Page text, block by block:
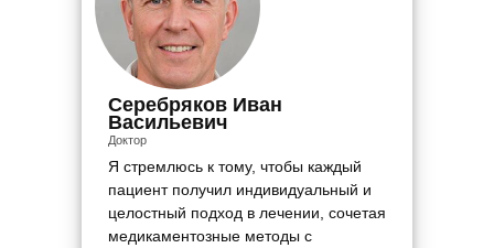
Серебряков Иван
Васильевич
Доктор
Я стремлюсь к тому, чтобы каждый
пациент получил индивидуальный и
целостный подход в лечении, сочетая
медикаментозные методы с